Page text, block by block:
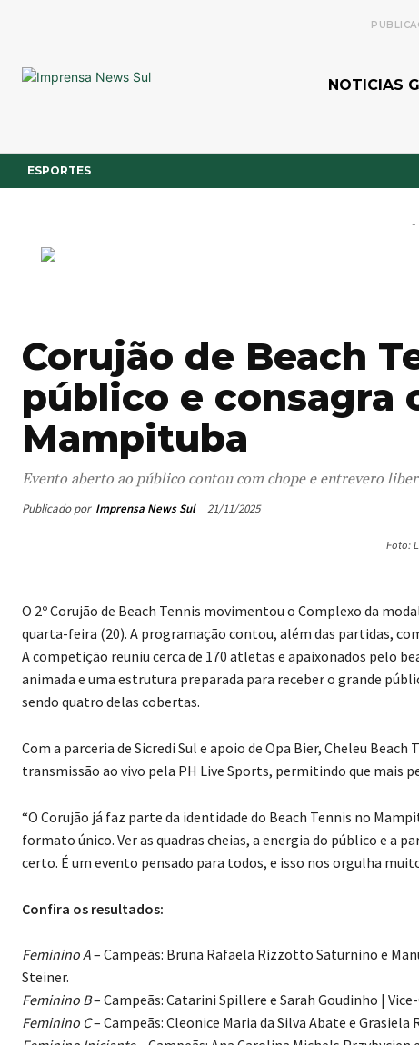
NOTICIAS
ESPORTES
-
Corujão de Beach
público e consagra
Mampituba
Evento aberto ao público contou com chope e entrevero
Publicado por Imprensa News Sul 21/11/2025
Foto:
O 2º Corujão de Beach Tennis movimentou o Complexo da
quarta-feira (20). A programação contou, além das partidas,
A competição reuniu cerca de 170 atletas e apaixonados pelo
animada e uma estrutura preparada para receber o grande
sendo quatro delas cobertas.
Com a parceria de Sicredi Sul e apoio de Opa Bier, Cheleu
transmissão ao vivo pela PH Live Sports, permitindo que mais
“O Corujão já faz parte da identidade do Beach Tennis no
formato único. Ver as quadras cheias, a energia do público e a
certo. É um evento pensado para todos, e isso nos orgulha
Confira os resultados:
Feminino A– Campeãs: Bruna Rafaela Rizzotto Saturnino e
Steiner.
Feminino B– Campeãs: Catarini Spillere e Sarah Goudinho |
Feminino C– Campeãs: Cleonice Maria da Silva Abate e Grasiela